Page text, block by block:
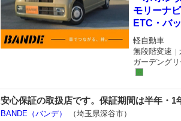
モリーナ
ETC・バ
軽自動車
無段階変速 ｜
ガーデング
安心保証の取扱店です。保証期間は半年・
BANDE（バンデ） （埼玉県深谷市）